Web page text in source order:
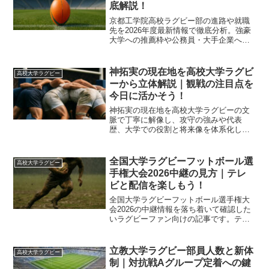
底解説！
京都工学院高校ラグビー部の進路や就職
先を2026年度最新情報で徹底分析。強豪
大学への推薦枠や公務員・大手企業への
文武両道を目指す中学生と保護者必見の
内容です。
高校大学ラグビー
神拓実の現在地を高校大学ラグビ
ーから立体解説｜観戦の注目点を
今日に活かそう！
神拓実の現在地を高校大学ラグビーの文
脈で丁寧に解像し、攻守の強みや代表
歴、大学での役割と将来像を体系化しま
高校大学ラグビー
全国大学ラグビーフットボール選
手権大会2026中継の見方｜テレ
ビと配信を楽しもう！
全国大学ラグビーフットボール選手権大
会2026の中継情報を落ち着いて確認した
いラグビーファン向けの記事です。テレ
イントまで一気に整理して迷いなく選べ
るように解説します。
高校大学ラグビー
立教大学ラグビー部員人数と新体
制｜対抗戦Aグループ定着への鍵